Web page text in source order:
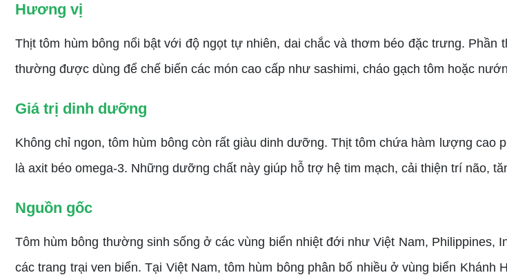
Hương vị
Thịt tôm hùm bông nổi bật với độ ngọt tự nhiên, dai chắc và thơm béo đặc trưng.
thường được dùng để chế biến các món cao cấp như sashimi, cháo gạch tôm hoặc
Giá trị dinh dưỡng
Không chỉ ngon, tôm hùm bông còn rất giàu dinh dưỡng. Thịt tôm chứa hàm lượng cao
là axit béo omega-3. Những dưỡng chất này giúp hỗ trợ hệ tim mạch, cải thiện trí não,
Nguồn gốc
Tôm hùm bông thường sinh sống ở các vùng biển nhiệt đới như Việt Nam,
các trang trại ven biển. Tại Việt Nam, tôm hùm bông phân bố nhiều ở vùng biển